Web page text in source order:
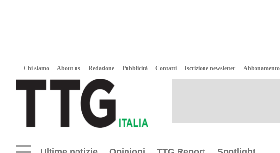
Chi siamo About us Redazione Pubblicità Contatti Iscrizione newsletter Abbonamento